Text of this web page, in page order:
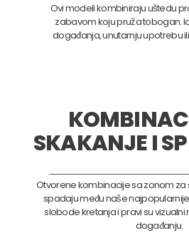
Ovi modeli kombiniraju uštedu
zabavom koju pruža tobogan.
događanja, unutarnju upotrebu
SKAKANJE I
Otvorene kombinacije sa zonom
spadaju među naše
slobode kretanja i pravi su
događanju.